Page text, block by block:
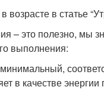
в статье
– это полезно, мы
выполнения:
в качестве